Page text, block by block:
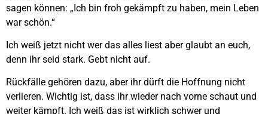
sagen können: „Ich bin froh gekämpft zu haben, mein Leben
war schön.“
Ich weiß jetzt nicht wer das alles liest aber glaubt an euch,
denn ihr seid stark. Gebt nicht auf.
Rückfälle gehören dazu, aber ihr dürft die Hoffnung nicht
verlieren. Wichtig ist, dass ihr wieder nach vorne schaut und
weiter kämpft. Ich weiß das ist wirklich schwer und